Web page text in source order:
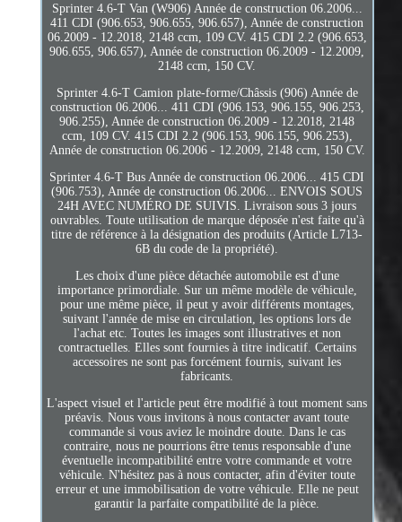
Sprinter 4.6-T Van (W906) Année de construction 06.2006...
411 CDI (906.653, 906.655, 906.657), Année de construction
06.2009 - 12.2018, 2148 ccm, 109 CV. 415 CDI 2.2 (906.653,
906.655, 906.657), Année de construction 06.2009 - 12.2009,
2148 ccm, 150 CV.
Sprinter 4.6-T Camion plate-forme/Châssis (906) Année de
construction 06.2006... 411 CDI (906.153, 906.155, 906.253,
906.255), Année de construction 06.2009 - 12.2018, 2148
ccm, 109 CV. 415 CDI 2.2 (906.153, 906.155, 906.253),
Année de construction 06.2006 - 12.2009, 2148 ccm, 150 CV.
Sprinter 4.6-T Bus Année de construction 06.2006... 415 CDI
(906.753), Année de construction 06.2006... ENVOIS SOUS
24H AVEC NUMÉRO DE SUIVIS. Livraison sous 3 jours
ouvrables. Toute utilisation de marque déposée n'est faite qu'à
titre de référence à la désignation des produits (Article L713-
6B du code de la propriété).
Les choix d'une pièce détachée automobile est d'une
importance primordiale. Sur un même modèle de véhicule,
pour une même pièce, il peut y avoir différents montages,
suivant l'année de mise en circulation, les options lors de
l'achat etc. Toutes les images sont illustratives et non
contractuelles. Elles sont fournies à titre indicatif. Certains
accessoires ne sont pas forcément fournis, suivant les
fabricants.
L'aspect visuel et l'article peut être modifié à tout moment sans
préavis. Nous vous invitons à nous contacter avant toute
commande si vous aviez le moindre doute. Dans le cas
contraire, nous ne pourrions être tenus responsable d'une
éventuelle incompatibilité entre votre commande et votre
véhicule. N'hésitez pas à nous contacter, afin d'éviter toute
erreur et une immobilisation de votre véhicule. Elle ne peut
garantir la parfaite compatibilité de la pièce.